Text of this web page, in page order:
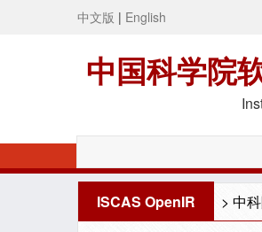
中文版 | English
中国科学院
ISCAS OpenIR > 中